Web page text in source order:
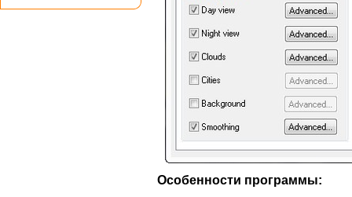
Особенности программы: